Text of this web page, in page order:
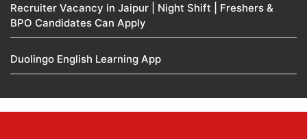
Recruiter Vacancy in Jaipur | Night Shift | Freshers &
BPO Candidates Can Apply
Duolingo English Learning App